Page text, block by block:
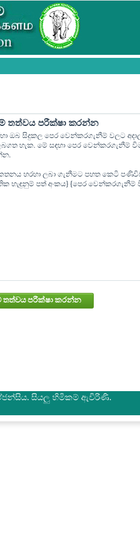
තත්වය පරීක්ෂා කරන්න
ඔබ සිදුකල පෙර වෙන්කරගැනීම් වලට
හැක. මේ සඳහා පෙර වෙන්කරගැනීම්
හරහා ලබා ගැනීමට පහත කෙටි
හැඳුනුම් පත් අංකය} {පෙර
වෙන්කරවා ගැනීමේ තත්වය පරීක්ෂා කරන්න
ඒජන්සිය. සියලු හිමිකම් ඇවිරිණි.